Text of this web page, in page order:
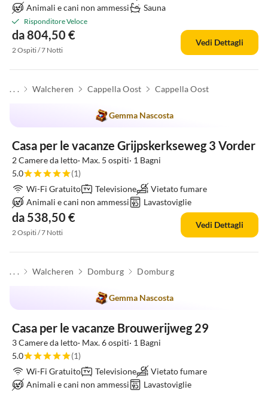
Animali e cani non ammessi
Sauna
Risponditore Veloce
da 804,50 €
2 Ospiti / 7 Notti
Vedi Dettagli
. . . Walcheren Cappella Oost Cappella Oost
Gemma Nascosta
Casa per le vacanze Grijpskerkseweg 3 Vorder
2 Camere da letto· Max. 5 ospiti· 1 Bagni
5.0
(1)
Wi-Fi Gratuito
Televisione
Vietato fumare
Animali e cani non ammessi
Lavastoviglie
da 538,50 €
2 Ospiti / 7 Notti
Vedi Dettagli
. . . Walcheren Domburg Domburg
Gemma Nascosta
Casa per le vacanze Brouwerijweg 29
3 Camere da letto· Max. 6 ospiti· 1 Bagni
5.0
(1)
Wi-Fi Gratuito
Televisione
Vietato fumare
Animali e cani non ammessi
Lavastoviglie